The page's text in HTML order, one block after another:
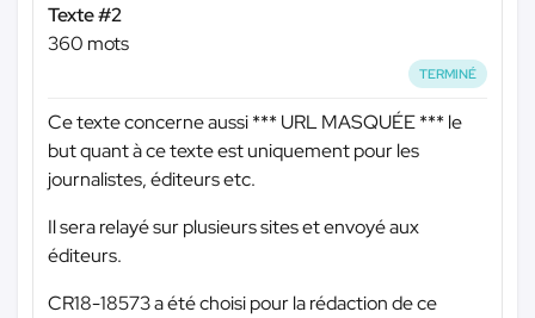
Texte #2
360 mots
TERMINÉ
Ce texte concerne aussi*** URL MASQUÉE *** le
but quant à ce texte est uniquement pour les
journalistes, éditeurs etc.
Il sera relayé sur plusieurs sites et envoyé aux
éditeurs.
CR18-18573 a été choisi pour la rédaction de ce